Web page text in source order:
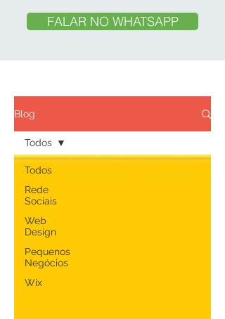
FALAR NO WHATSAPP
Blog
Todos
Rede
Sociais
Web
Design
Pequenos
Negócios
Wix
Todos